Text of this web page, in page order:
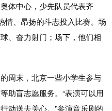
中心，少先队员代表齐
情、昂扬的斗志投入比赛。场
、奋力射门；场下，他们相
末，北京一些小学生参与
助盲志愿服务。“表演可以用
动送去关心。”参演音乐剧的